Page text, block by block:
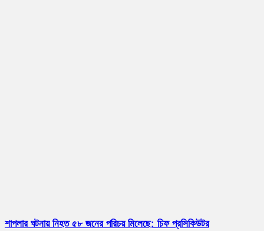
শাপলার ঘটনায় নিহত ৫৮ জনের পরিচয় মিলেছে: চিফ প্রসিকিউটর